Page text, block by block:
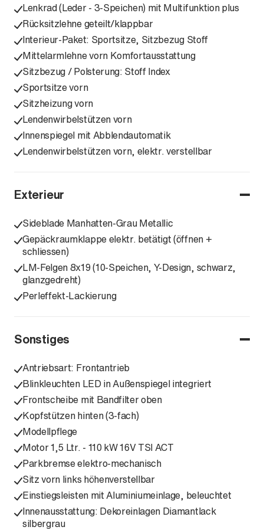
Lenkrad (Leder - 3-Speichen) mit Multifunktion plus
Rücksitzlehne geteilt/klappbar
Interieur-Paket: Sportsitze, Sitzbezug Stoff
Mittelarmlehne vorn Komfortausstattung
Sitzbezug / Polsterung: Stoff Index
Sportsitze vorn
Sitzheizung vorn
Lendenwirbelstützen vorn
Innenspiegel mit Abblendautomatik
Lendenwirbelstützen vorn, elektr. verstellbar
Exterieur
Sideblade Manhatten-Grau Metallic
Gepäckraumklappe elektr. betätigt (öffnen +
schliessen)
LM-Felgen 8x19 (10-Speichen, Y-Design, schwarz,
glanzgedreht)
Perleffekt-Lackierung
Sonstiges
Antriebsart: Frontantrieb
Blinkleuchten LED in Außenspiegel integriert
Frontscheibe mit Bandfilter oben
Kopfstützen hinten (3-fach)
Modellpflege
Motor 1,5 Ltr. - 110 kW 16V TSI ACT
Parkbremse elektro-mechanisch
Sitz vorn links höhenverstellbar
Einstiegsleisten mit Aluminiumeinlage, beleuchtet
Innenausstattung: Dekoreinlagen Diamantlack
silbergrau